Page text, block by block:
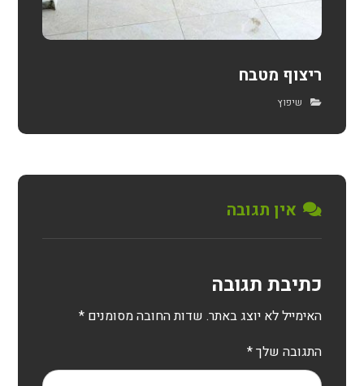
ריצוף מטבח
שיפוץ
אין תגובה
כתיבת תגובה
האימייל לא יוצג באתר. שדות החובה מסומנים*
התגובה שלך*